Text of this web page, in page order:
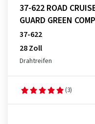
37-622 ROAD
GUARD GREEN
37-622
28 Zoll
Drahtreifen
(3)